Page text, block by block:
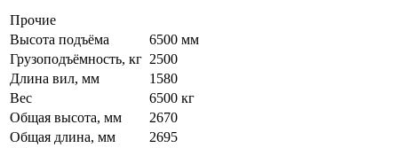
Прочие
Высота подъёма
6500 мм
Грузоподъёмность, кг 2500
Длина вил, мм
1580
Вес
6500 кг
Общая высота, мм
2670
Общая длина, мм
2695